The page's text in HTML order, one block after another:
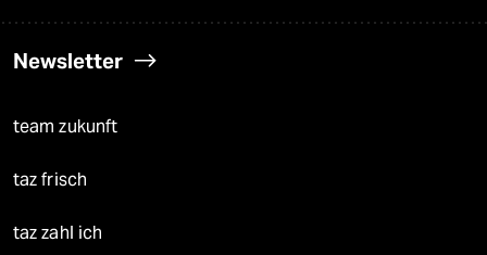
Newsletter
team zukunft
taz frisch
taz zahl ich